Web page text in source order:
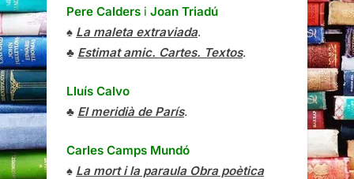
Pere Calders i Joan Triadú
♠ La maleta extraviada.
♣ Estimat amic. Cartes. Textos.
Lluís Calvo
♣ El meridià de París.
Carles Camps Mundó
♠ La mort i la paraula Obra poètica